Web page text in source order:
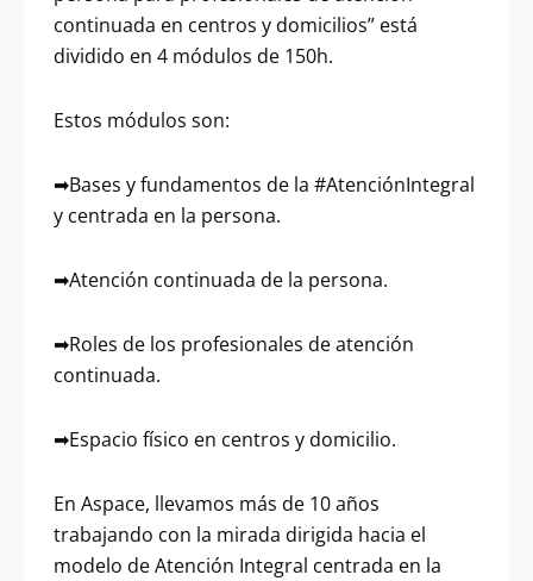
continuada en centros y domicilios” está
dividido en 4 módulos de 150h.
Estos módulos son:
➡Bases y fundamentos de la #AtenciónIntegral
y centrada en la persona.
➡Atención continuada de la persona.
➡Roles de los profesionales de atención
continuada.
➡Espacio físico en centros y domicilio.
En Aspace, llevamos más de 10 años
trabajando con la mirada dirigida hacia el
modelo de Atención Integral centrada en la